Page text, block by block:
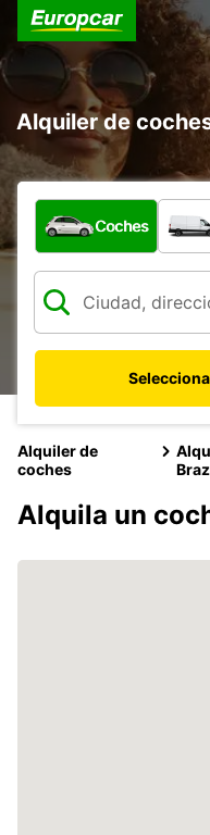
Alquiler de
¿Qué tipo de
Coches
Alquiler de
coches
Alquila un